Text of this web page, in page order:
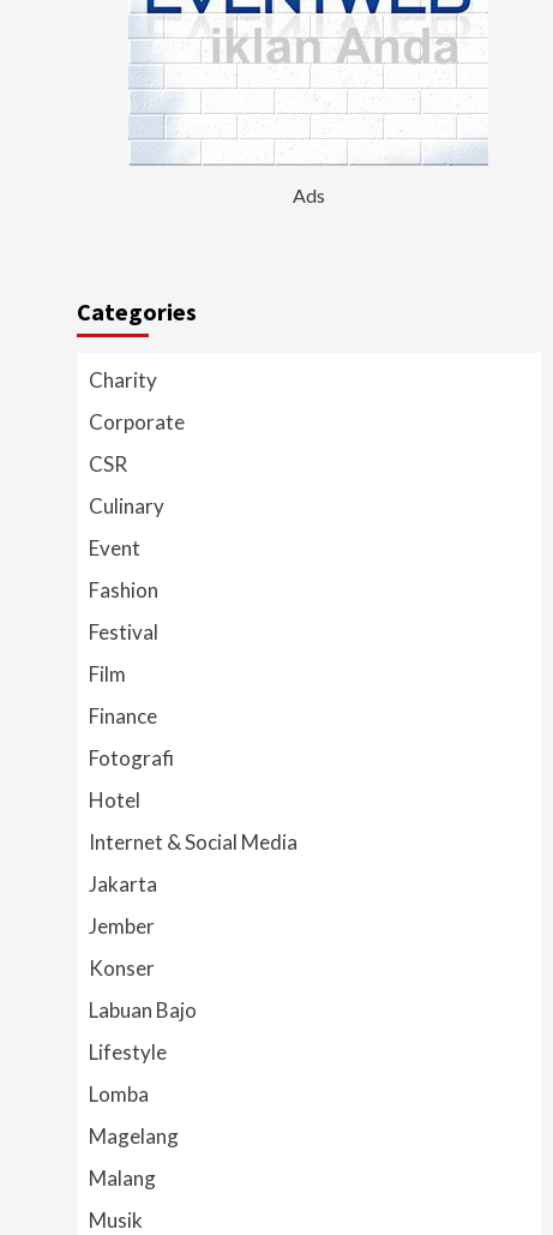
Ads
Categories
Charity
Corporate
CSR
Culinary
Event
Fashion
Festival
Film
Finance
Fotografi
Hotel
Internet & Social Media
Jakarta
Jember
Konser
Labuan Bajo
Lifestyle
Lomba
Magelang
Malang
Musik